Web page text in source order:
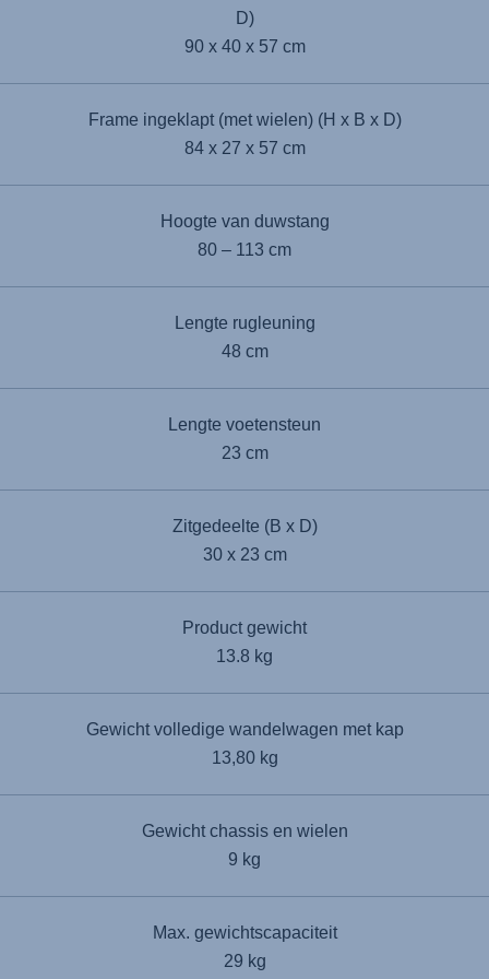
D)
90 x 40 x 57 cm
Frame ingeklapt (met wielen) (H x B x D)
84 x 27 x 57 cm
Hoogte van duwstang
80 – 113 cm
Lengte rugleuning
48 cm
Lengte voetensteun
23 cm
Zitgedeelte (B x D)
30 x 23 cm
Product gewicht
13.8 kg
Gewicht volledige wandelwagen met kap
13,80 kg
Gewicht chassis en wielen
9 kg
Max. gewichtscapaciteit
29 kg